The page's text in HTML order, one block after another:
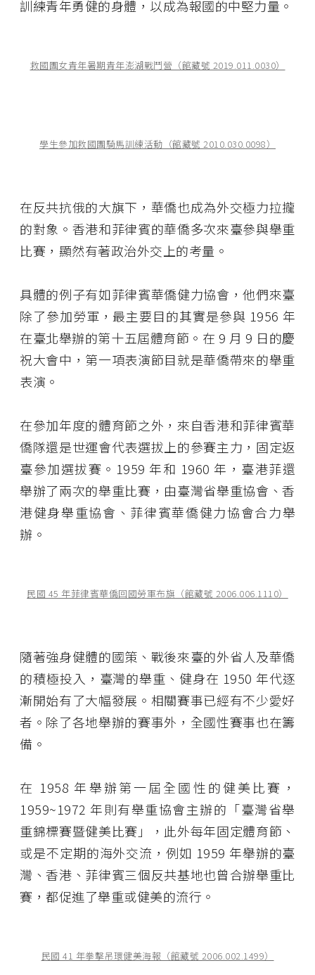
訓練青年勇健的身體，以成為報國的中堅力量。
救國團女青年暑期青年澎湖戰鬥營（館藏號 2019.011.0030）
學生參加救國團騎馬訓練活動（館藏號 2010.030.0098）
在反共抗俄的大旗下，華僑也成為外交極力拉攏
的對象。香港和菲律賓的華僑多次來臺參與舉重
比賽，顯然有著政治外交上的考量。
具體的例子有如菲律賓華僑健力協會，他們來臺
除了參加勞軍，最主要目的其實是參與 1956 年
在臺北舉辦的第十五屆體育節。在 9 月 9 日的慶
祝大會中，第一項表演節目就是華僑帶來的舉重
表演。
在參加年度的體育節之外，來自香港和菲律賓華
僑隊還是世運會代表選拔上的參賽主力，固定返
臺參加選拔賽。1959 年和 1960 年，臺港菲還
舉辦了兩次的舉重比賽，由臺灣省舉重協會、香
港健身舉重協會、菲律賓華僑健力協會合力舉
辦。
民國 45 年菲律賓華僑回國勞軍布旗（館藏號 2006.006.1110）
隨著強身健體的國策、戰後來臺的外省人及華僑
的積極投入，臺灣的舉重、健身在 1950 年代逐
漸開始有了大幅發展。相關賽事已經有不少愛好
者。除了各地舉辦的賽事外，全國性賽事也在籌
備。
在 1958 年舉辦第一屆全國性的健美比賽，
1959~1972 年則有舉重協會主辦的「臺灣省舉
重錦標賽暨健美比賽」，此外每年固定體育節、
或是不定期的海外交流，例如 1959 年舉辦的臺
灣、香港、菲律賓三個反共基地也曾合辦舉重比
賽，都促進了舉重或健美的流行。
民國 41 年拳擊吊環健美海報（館藏號 2006.002.1499）